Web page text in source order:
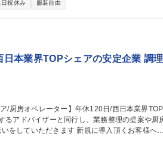
■プライム市場上場であるSBIホールディングス
日祝休み 服装自由
日本業界TOPシェアの安定企業 調理
新規に導入頂くお客様へ導
ただきます。既存顧客から要請があれば、派遣